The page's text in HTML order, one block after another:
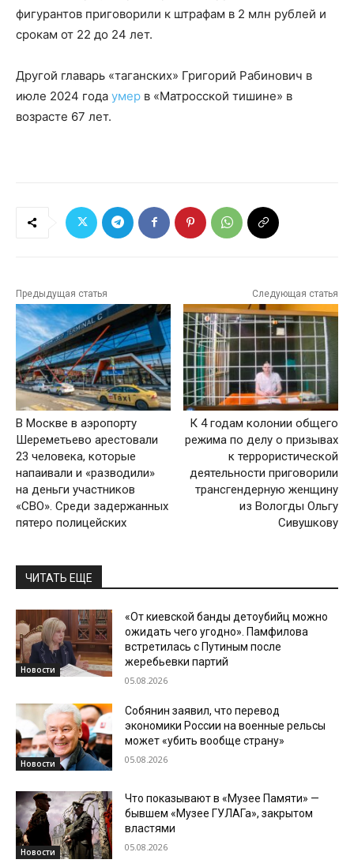
фигурантов приговорили к штрафам в 2 млн рублей и
срокам от 22 до 24 лет.
Другой главарь «таганских» Григорий Рабинович в
июле 2024 года умер в «Матросской тишине» в
возрасте 67 лет.
Предыдущая статья
В Москве в аэропорту
Шереметьево арестовали
23 человека, которые
напаивали и «разводили»
на деньги участников
«СВО». Среди задержанных
пятеро полицейских
Следующая статья
К 4 годам колонии общего
режима по делу о призывах
к террористической
деятельности приговорили
трансгендерную женщину
из Вологды Ольгу
Сивушкову
ЧИТАТЬ ЕЩЕ
Новости
«От киевской банды детоубийц можно
ожидать чего угодно». Памфилова
встретилась с Путиным после
жеребьевки партий
05.08.2026
Новости
Собянин заявил, что перевод
экономики России на военные рельсы
может «убить вообще страну»
05.08.2026
Новости
Что показывают в «Музее Памяти» —
бывшем «Музее ГУЛАГа», закрытом
властями
05.08.2026